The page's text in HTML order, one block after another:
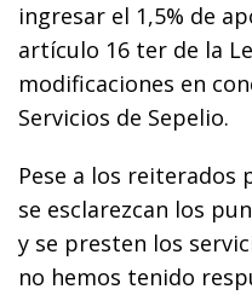
ingresar el 1,5% de
artículo 16 ter de la
modificaciones en
Servicios de Sepelio.
Pese a los reiterados
se esclarezcan los
y se presten los
no hemos tenido